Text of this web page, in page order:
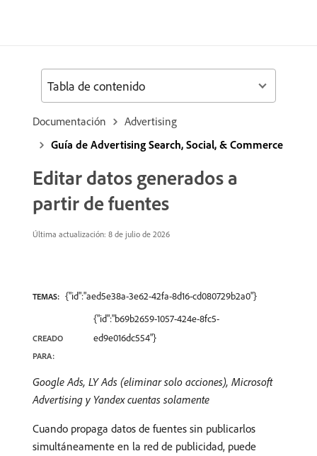
Documentación
Advertising
Guía de Advertising Search, Social, & Commerce
Editar datos generados a
partir de fuentes
Última actualización: 8 de julio de 2026
TEMAS: {"id":"aed5e38a-3e62-42fa-8d16-cd080729b2a0"}
CREADO
PARA:
{"id":"b69b2659-1057-424e-8fc5-
ed9e016dc554"}
Google Ads, LY Ads (eliminar solo acciones), Microsoft
Advertising y Yandex cuentas solamente
Cuando propaga datos de fuentes sin publicarlos
simultáneamente en la red de publicidad, puede
Tabla de contenido